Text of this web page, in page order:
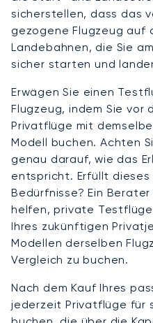
sicherstellen, dass das
gezogene Flugzeug auf
Landebahnen, die Sie
sicher starten und
Erwägen Sie einen
Flugzeug, indem Sie vor
Privatflüge mit
Modell buchen. Achten
genau darauf, wie das
entspricht. Erfüllt dieses
Bedürfnisse? Ein
helfen, private
Ihres zukünftigen
Modellen derselben
Vergleich zu buchen.
Nach dem Kauf Ihres
jederzeit Privatflüge für